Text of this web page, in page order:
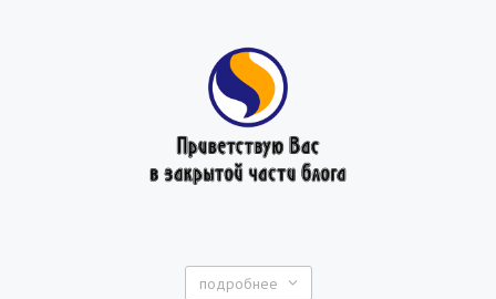
подробнее